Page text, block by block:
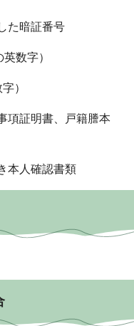
た暗証番号
数字）
）
項証明書、戸籍謄本
本人確認書類